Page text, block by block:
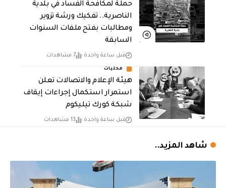
حملة لمكافحة الفساد في بلدية
الناصرية.. تفكيك ورشة تزوير
ومطالبات بفتح ملفات السنوات
السابقة
قبل ساعة واحدة 7 مشاهدات
محليات
هيئة الإعلام والاتصالات تعلن
استمرار استكمال إجراءات إيقاف
شبكة كورك تيليكوم
قبل ساعة واحدة 13 مشاهدات
شاهد المزيد..